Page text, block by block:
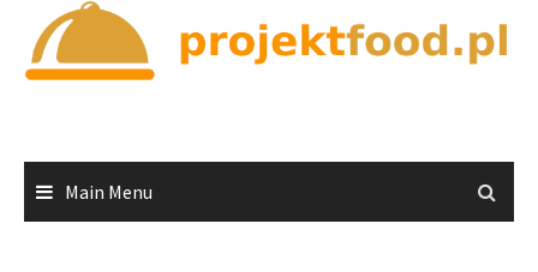
content
Main Menu